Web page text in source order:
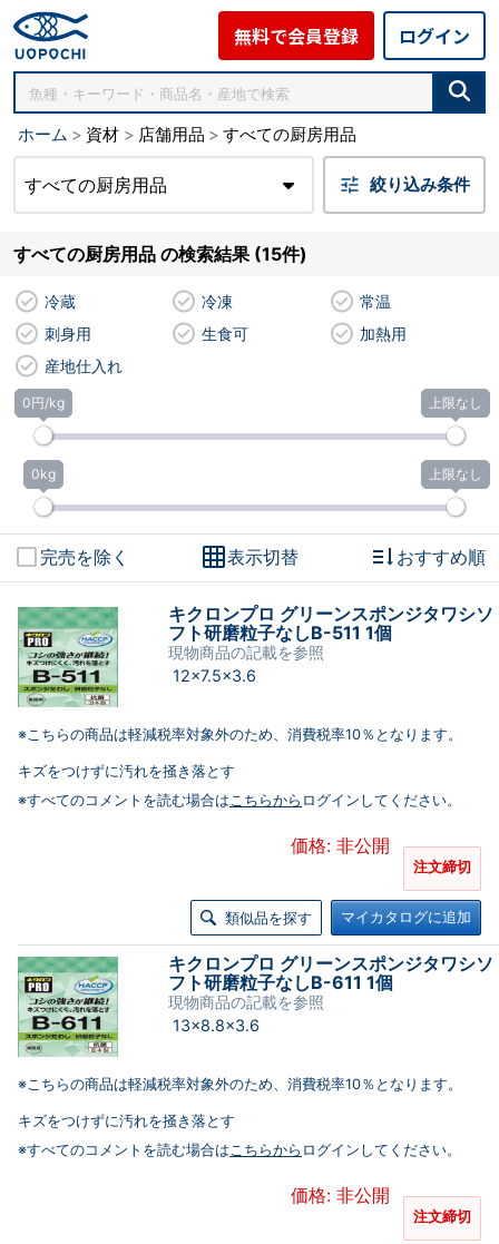
無料で会員登録 ログイン
ホーム 資材 店舗用品 すべての厨房用品
すべての厨房用品 絞り込み条件
すべての厨房用品 の検索結果 (15件)
冷蔵 冷凍
常温
刺身用
生食可
加熱用
産地仕入れ
0円/kg 上限なし
0kg 上限なし
完売を除く 表示切替 おすすめ順
キクロンプロ グリーンスポンジタワシソ
フト研磨粒子なしB-511 1個
現物商品の記載を参照
12×7.5×3.6
※こちらの商品は軽減税率対象外のため、消費税率10％となります。
キズをつけずに汚れを掻き落とす
※すべてのコメントを読む場合はこちらから ログインしてください。
価格: 非公開
注文締切
類似品を探す マイカタログに追加
キクロンプロ グリーンスポンジタワシソ
フト研磨粒子なしB-611 1個
現物商品の記載を参照
13×8.8×3.6
※こちらの商品は軽減税率対象外のため、消費税率10％となります。
キズをつけずに汚れを掻き落とす
※すべてのコメントを読む場合はこちらから ログインしてください。
価格: 非公開
注文締切